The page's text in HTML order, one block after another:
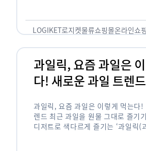
LOGIKET로지켓물류쇼핑몰온라인쇼
과일릭, 요즘 과일은
다! 새로운 과일 트렌드
과일릭, 요즘 과일은 이렇게 먹는다!
렌드 최근 과일을 원물 그대로 즐기
디저트로 색다르게 즐기는 ‘과일릭